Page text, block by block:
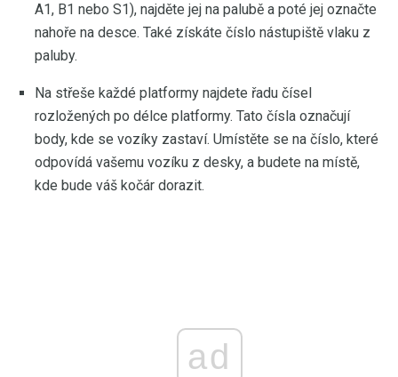
A1, B1 nebo S1), najděte jej na palubě a poté jej označte
nahoře na desce. Také získáte číslo nástupiště vlaku z
paluby.
Na střeše každé platformy najdete řadu čísel
rozložených po délce platformy. Tato čísla označují
body, kde se vozíky zastaví. Umístěte se na číslo, které
odpovídá vašemu vozíku z desky, a budete na místě,
kde bude váš kočár dorazit.
ad